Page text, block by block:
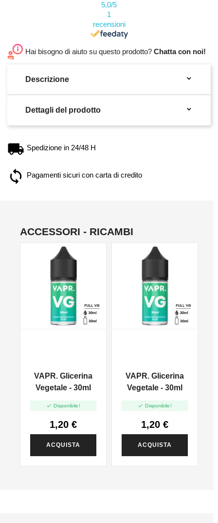
5,0/5
1
recensioni
Hai bisogno di aiuto su questo prodotto? Chatta con noi!
Descrizione 
Dettagli del prodotto 
Spedizione in 24/48 H
Pagamenti sicuri con carta di credito
ACCESSORI - RICAMBI
VAPR. Glicerina
Vegetale - 30ml
 Disponibile!
1,20 €
ACQUISTA
VAPR. Glicerina
Vegetale - 30ml
 Disponibile!
1,20 €
ACQUISTA